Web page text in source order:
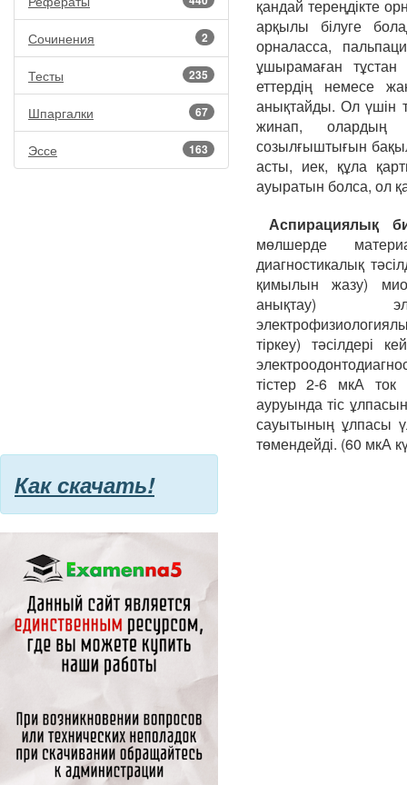
2
Сочинения
235
Тесты
67
Шпаргалки
163
Эссе
қандай тереңдікте
арқылы білуге
орналасса,
ұшырамаған
еттердің немесе
анықтайды. Ол үшін
жинап, олардың
созылғыштығын
асты, иек, құла
ауыратын болса, ол
Аспирациялық
мөлшерде
диагностикалық
қимылын жазу)
анықтау)
тіркеу) тәсілдері
тістер 2-6 мкА ток
ауруында тіс
сауытының ұлпасы
төмендейді. (60 мкА
Как скачать!